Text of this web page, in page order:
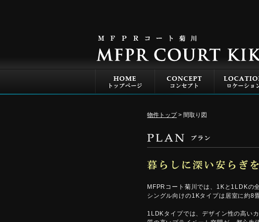
物件トップ 間取り図
MFPRコート菊川では、1Kと1LDKの
シングル向けの1Kタイプは居室に約8
1LDKタイプでは、デザイン性の高い